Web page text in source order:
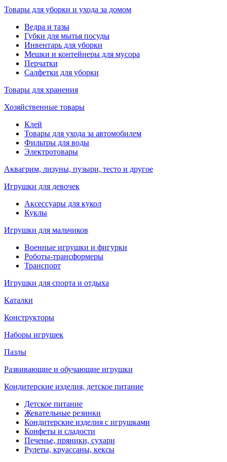
Товары для уборки и ухода за домом
Ведра и тазы
Губки для мытья посуды
Инвентарь для уборки
Мешки и контейнеры для мусора
Перчатки
Салфетки для уборки
Товары для хранения
Хозяйственные товары
Клей
Товары для ухода за автомобилем
Фильтры для воды
Электротовары
Аквагрим, лизуны, пузыри, тесто и другое
Игрушки для девочек
Аксессуары для кукол
Куклы
Игрушки для мальчиков
Военные игрушки и фигурки
Роботы-трансформеры
Транспорт
Игрушки для спорта и отдыха
Каталки
Конструкторы
Наборы игрушек
Пазлы
Развивающие и обучающие игрушки
Кондитерские изделия, детское питание
Детское питание
Жевательные резинки
Кондитерские изделия с игрушками
Конфеты и сладости
Печенье, пряники, сухари
Рулеты, круассаны, кексы